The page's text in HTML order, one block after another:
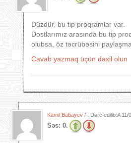
Düzdür, bu tip proqramlar var.
Dostlarımız arasında bu tip
olubsa, öz təcrübəsini
Cavab yazmaq üçün daxil olun
Kamil Babayev / . Dərc edilib:A 11/
Səs: 0.